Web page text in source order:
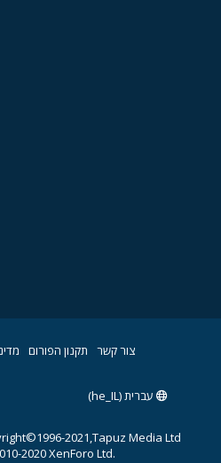
צור קשר תקנון הפורום
עברית (he_IL)
2021,Tapuz Media Ltd.
2020 XenForo Ltd.